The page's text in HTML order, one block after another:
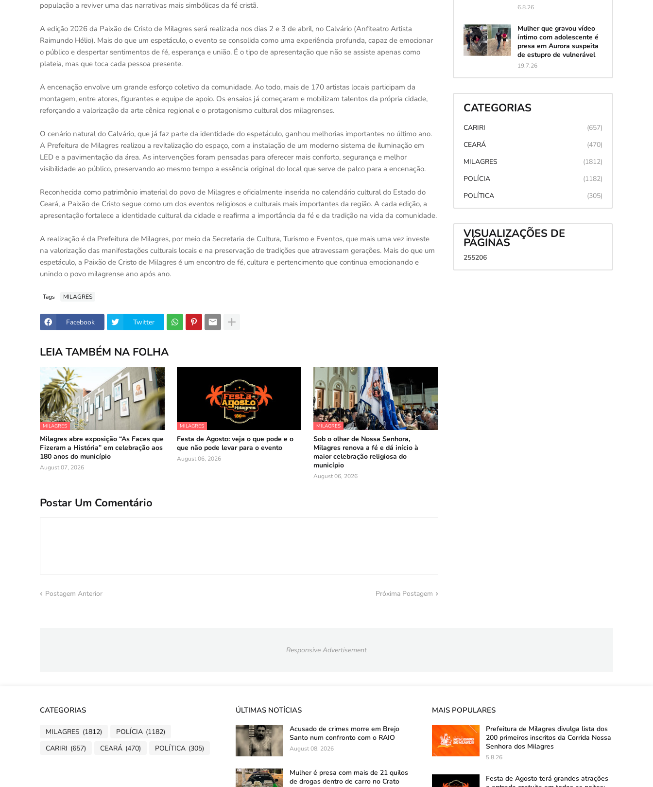
população a reviver uma das narrativas mais simbólicas da fé cristã.
A edição 2026 da Paixão de Cristo de Milagres será realizada nos dias 2 e 3 de abril, no Calvário (Anfiteatro Artista
Raimundo Hélio). Mais do que um espetáculo, o evento se consolida como uma experiência profunda, capaz de emocionar
o público e despertar sentimentos de fé, esperança e união. É o tipo de apresentação que não se assiste apenas como
plateia, mas que toca cada pessoa presente.
A encenação envolve um grande esforço coletivo da comunidade. Ao todo, mais de 170 artistas locais participam da
montagem, entre atores, figurantes e equipe de apoio. Os ensaios já começaram e mobilizam talentos da própria cidade,
reforçando a valorização da arte cênica regional e o protagonismo cultural dos milagrenses.
O cenário natural do Calvário, que já faz parte da identidade do espetáculo, ganhou melhorias importantes no último ano.
A Prefeitura de Milagres realizou a revitalização do espaço, com a instalação de um moderno sistema de iluminação em
LED e a pavimentação da área. As intervenções foram pensadas para oferecer mais conforto, segurança e melhor
visibilidade ao público, preservando ao mesmo tempo a essência original do local que serve de palco para a encenação.
Reconhecida como patrimônio imaterial do povo de Milagres e oficialmente inserida no calendário cultural do Estado do
Ceará, a Paixão de Cristo segue como um dos eventos religiosos e culturais mais importantes da região. A cada edição, a
apresentação fortalece a identidade cultural da cidade e reafirma a importância da fé e da tradição na vida da comunidade.
A realização é da Prefeitura de Milagres, por meio da Secretaria de Cultura, Turismo e Eventos, que mais uma vez investe
na valorização das manifestações culturais locais e na preservação de tradições que atravessam gerações. Mais do que um
espetáculo, a Paixão de Cristo de Milagres é um encontro de fé, cultura e pertencimento que continua emocionando e
unindo o povo milagrense ano após ano.
Tags MILAGRES
Facebook Twitter
LEIA TAMBÉM NA FOLHA
MILAGRES
Milagres abre exposição “As Faces que
Fizeram a História” em celebração aos
180 anos do município
August 07, 2026
MILAGRES
Festa de Agosto: veja o que pode e o
que não pode levar para o evento
August 06, 2026
MILAGRES
Sob o olhar de Nossa Senhora,
Milagres renova a fé e dá início à
maior celebração religiosa do
município
August 06, 2026
Postar Um Comentário
Postagem Anterior Próxima Postagem
6.8.26
Mulher que gravou vídeo
íntimo com adolescente é
presa em Aurora suspeita
de estupro de vulnerável
19.7.26
CATEGORIAS
CARIRI
(657)
CEARÁ
(470)
MILAGRES
(1812)
POLÍCIA
(1182)
POLÍTICA
(305)
VISUALIZAÇÕES DE
PÁGINAS
255206
Responsive Advertisement
CATEGORIAS
MILAGRES (1812) POLÍCIA (1182)
CARIRI (657) CEARÁ (470) POLÍTICA (305)
ÚLTIMAS NOTÍCIAS
Acusado de crimes morre em Brejo
Santo num confronto com o RAIO
August 08, 2026
Mulher é presa com mais de 21 quilos
de drogas dentro de carro no Crato
MAIS POPULARES
Prefeitura de Milagres divulga lista dos
200 primeiros inscritos da Corrida Nossa
Senhora dos Milagres
5.8.26
Festa de Agosto terá grandes atrações